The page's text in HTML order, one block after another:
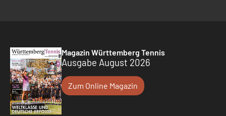
Magazin Württemberg Tennis
Ausgabe August 2026
Zum Online Magazin